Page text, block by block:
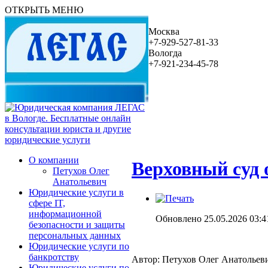
ОТКРЫТЬ МЕНЮ
Москва
+7-929-527-81-33
Вологда
+7-921-234-45-78
О компании
Петухов Олег
Анатольевич
Юридические услуги в
сфере IT,
информационной
безопасности и защиты
персональных данных
Юридические услуги по
банкротству
Верховный суд
Обновлено 25.05.2026
Автор: Петухов Олег